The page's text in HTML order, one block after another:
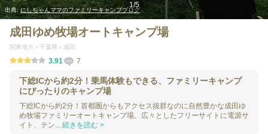
出典:にしちゃんママのファミリーキャンプブログ
1/5
成田ゆめ牧場オートキャンプ場
関東地方 千葉県 成田
3.91 7
下総ICから約2分！乗馬体験もできる、ファミリーキャンプ
にぴったりのキャンプ場
下総ICから約2分！首都圏からもアクセス抜群なのに自然豊かな成田ゆ
め牧場ファミリーオートキャンプ場。広々としたフリーサイトに電源サ
イト、テン... 続きを読む >